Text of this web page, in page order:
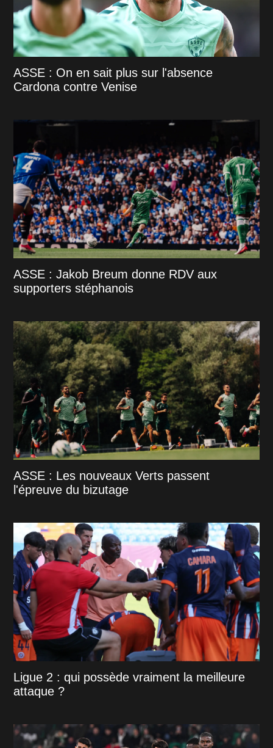
ASSE : On en sait plus sur l'absence
Cardona contre Venise
ASSE : Jakob Breum donne RDV aux
supporters stéphanois
ASSE : Les nouveaux Verts passent
l'épreuve du bizutage
Ligue 2 : qui possède vraiment la meilleure
attaque ?